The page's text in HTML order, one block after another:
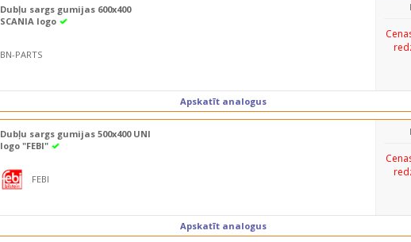
Dubļu sargs gumijas 600x400
SCANIA logo
BN-PARTS
Apskatīt analogus
Dubļu sargs gumijas 500x400 UNI
logo "FEBI"
FEBI
Apskatīt analogus